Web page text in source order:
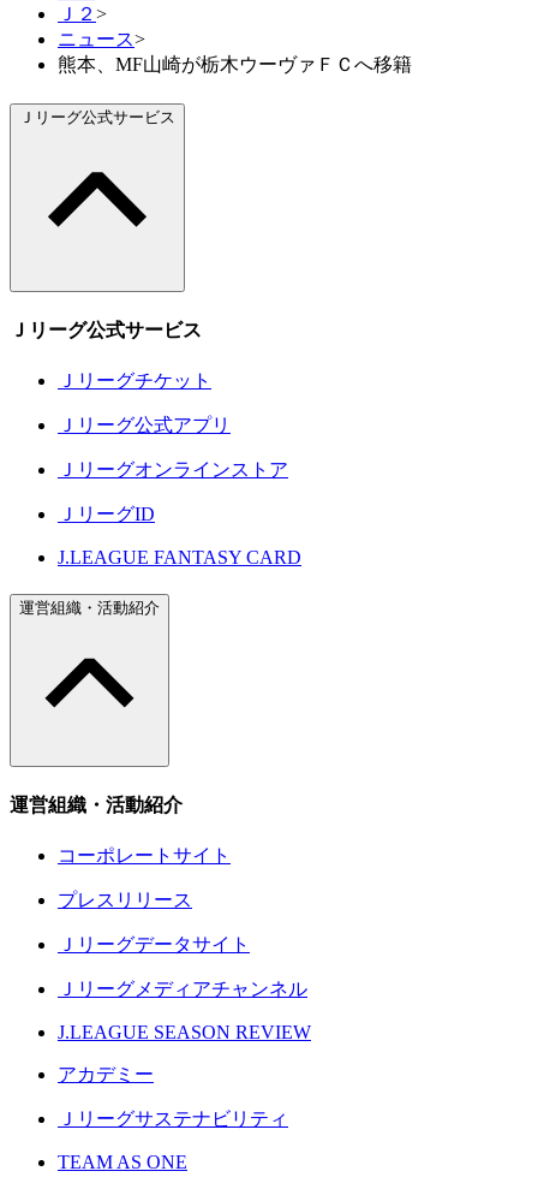
Ｊ２ >
ニュース>
熊本、MF山崎が栃木ウーヴァＦＣへ移籍
Ｊリーグ公式サービス
Ｊリーグ公式サービス
Ｊリーグチケット
Ｊリーグ公式アプリ
Ｊリーグオンラインストア
ＪリーグID
J.LEAGUE FANTASY CARD
運営組織・活動紹介
運営組織・活動紹介
コーポレートサイト
プレスリリース
Ｊリーグデータサイト
Ｊリーグメディアチャンネル
J.LEAGUE SEASON REVIEW
アカデミー
Ｊリーグサステナビリティ
TEAM AS ONE